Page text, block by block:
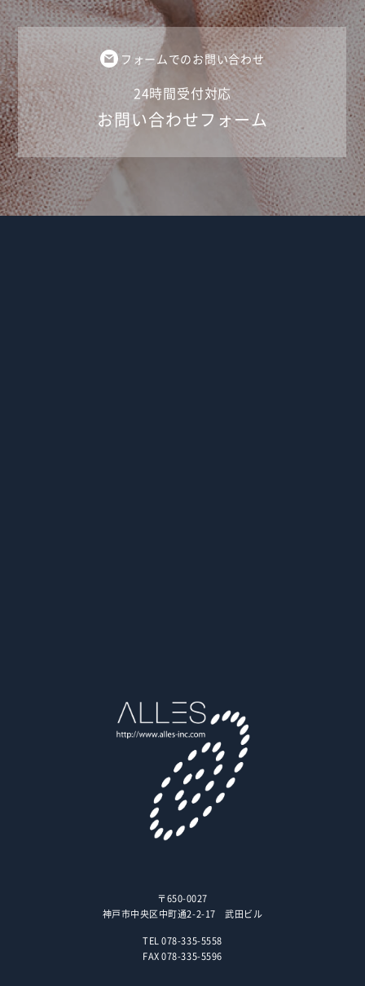
フォームでのお問い合わせ
24時間受付対応
お問い合わせフォーム
〒650-0027
神戸市中央区中町通2-2-17 武田ビル
TEL 078-335-5558
FAX 078-335-5596